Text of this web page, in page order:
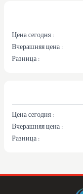
Цена сегодня :
Вчерашняя цена :
Разница :
Цена сегодня :
Вчерашняя цена :
Разница :